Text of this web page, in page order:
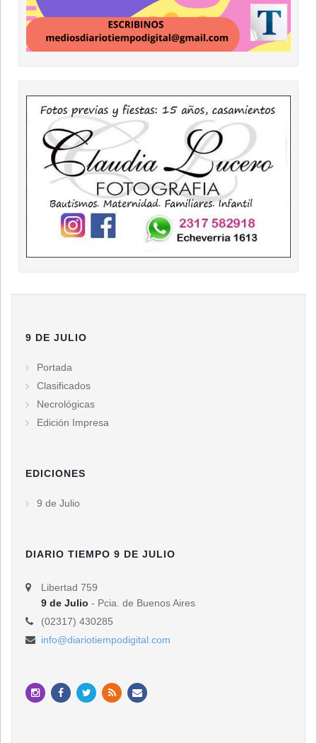
9 DE JULIO
Portada
Clasificados
Necrológicas
Edición Impresa
EDICIONES
9 de Julio
DIARIO TIEMPO 9 DE JULIO
Libertad 759
9 de Julio - Pcia. de Buenos Aires
(02317) 430285
info@diariotiempodigital.com